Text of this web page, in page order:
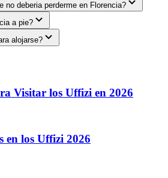
no deberia perderme en Florencia?
a pie?
alojarse?
Visitar los Uffizi en 2026
en los Uffizi 2026